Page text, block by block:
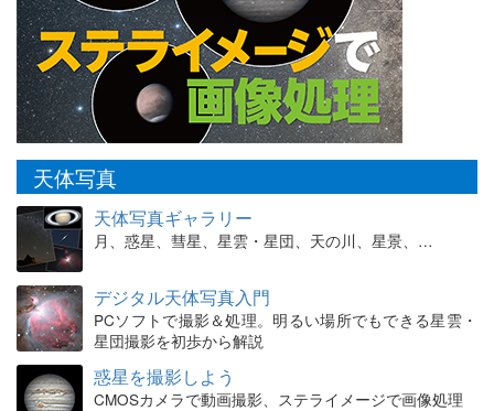
天体写真
天体写真ギャラリー
月、惑星、彗星、星雲・星団、天の川、星景、…
デジタル天体写真入門
PCソフトで撮影＆処理。明るい場所でもできる星雲・
星団撮影を初歩から解説
惑星を撮影しよう
CMOSカメラで動画撮影、ステライメージで画像処理